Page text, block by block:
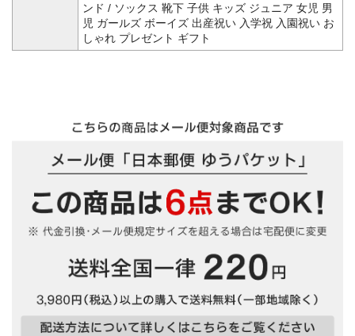
ンド / ソックス 靴下 子供 キッズ ジュニア 女児 男
児 ガールズ ボーイズ 出産祝い 入学祝 入園祝い お
しゃれ プレゼント ギフト